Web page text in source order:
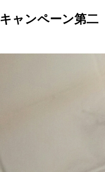
ャンペーン第二